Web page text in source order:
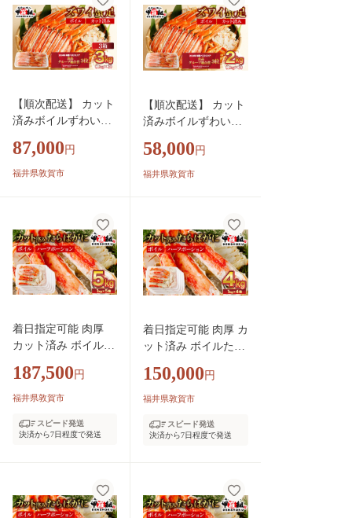
ぶ カニ鍋 鍋 むき身
お中元 お歳暮 ギフ
ト 贈り物 プレゼン
ト】[024-b424_A20]
カニ鍋 鍋 むき身 お
中元 お歳暮 ギフト
贈り物 プレゼント】
[024-b324_A20]
【順次配送】 カット
済みボイルずわい足1
カニ 魚介類 魚貝
類】[024-b327‐(20)]
87,000 円
福井県敦賀市
【順次配送】 カット
済みボイルずわい足1
カニ 魚介類 魚貝類】
[024-b227‐(20)]
58,000 円
福井県敦賀市
着日指定可能 肉厚
カット済み ボイルた
00g / 総重量1kg) ×5
箱【甲羅組 敦賀 か
ニ たらばがに たら
ュー むき身 カット
人気 ランキング お
187,500 円
福井県敦賀市
スピード発送
決済から7日程度で発送
着日指定可能 肉厚 カ
ット済み ボイルたら
g / 総重量1kg) ×4箱
【甲羅組 敦賀 かに
たらばがに たらば蟹
き身 カット 人気 ラ
ンキング お中元 お歳
150,000 円
福井県敦賀市
スピード発送
決済から7日程度で発送